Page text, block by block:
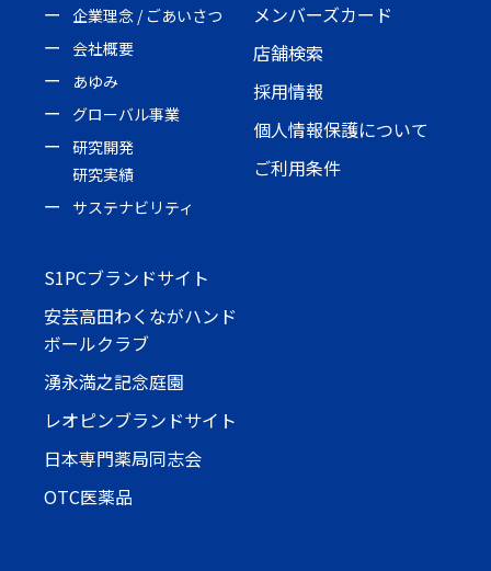
企業理念 / ごあいさつ
会社概要
あゆみ
グローバル事業
研究開発
研究実績
サステナビリティ
メンバーズカード
店舗検索
採用情報
個人情報保護について
ご利用条件
S1PCブランドサイト
安芸高田わくながハンド
ボールクラブ
湧永満之記念庭園
レオピンブランドサイト
日本専門薬局同志会
OTC医薬品